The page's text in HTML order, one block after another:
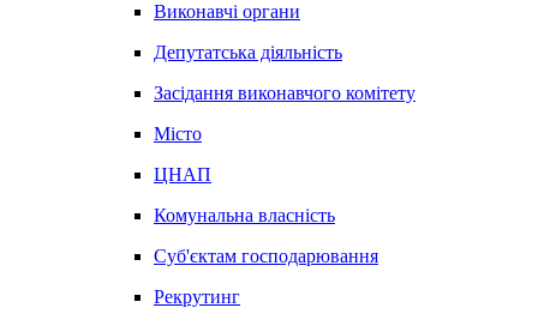
Виконавчі органи
Депутатська діяльність
Засідання виконавчого комітету
Місто
ЦНАП
Комунальна власність
Суб'єктам господарювання
Рекрутинг